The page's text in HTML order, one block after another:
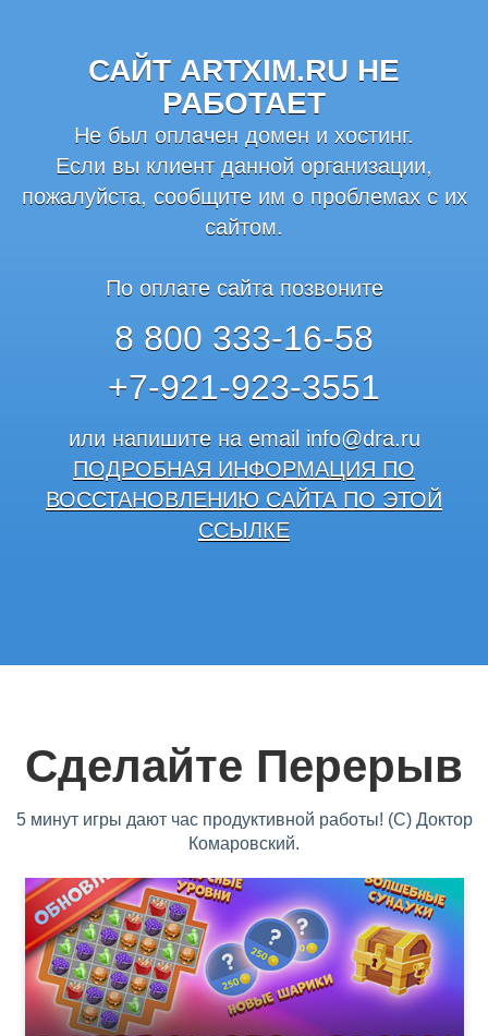
САЙТ ARTXIM.RU НЕ
РАБОТАЕТ
Не был оплачен домен и хостинг.
Если вы клиент данной организации,
пожалуйста, сообщите им о проблемах с их
сайтом.
По оплате сайта позвоните
8 800 333-16-58
+7-921-923-3551
или напишите на email info@dra.ru
ПОДРОБНАЯ ИНФОРМАЦИЯ ПО
ВОССТАНОВЛЕНИЮ САЙТА ПО ЭТОЙ
ССЫЛКЕ
Сделайте Перерыв
5 минут игры дают час продуктивной работы! (С) Доктор
Комаровский.